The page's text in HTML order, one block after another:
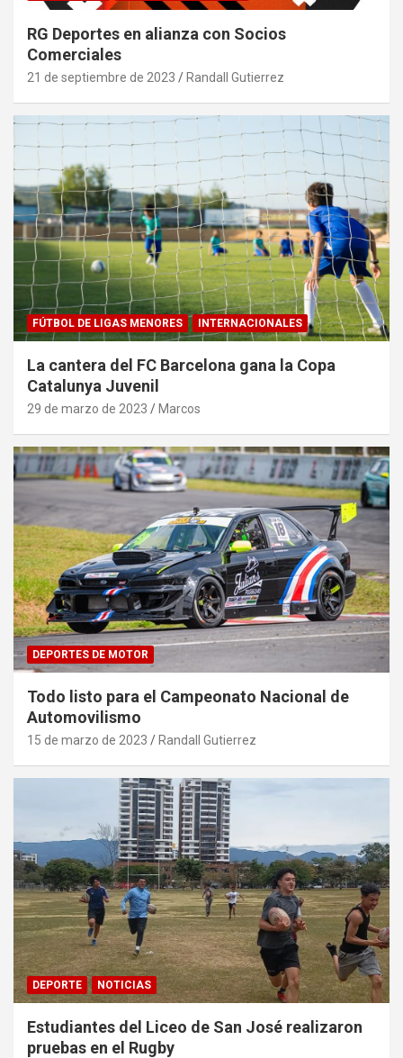
RG Deportes en alianza con Socios
Comerciales
21 de septiembre de 2023 Randall Gutierrez
FÚTBOL DE LIGAS MENORES INTERNACIONALES
La cantera del FC Barcelona gana la Copa
Catalunya Juvenil
29 de marzo de 2023 Marcos
DEPORTES DE MOTOR
Todo listo para el Campeonato Nacional de
Automovilismo
15 de marzo de 2023 Randall Gutierrez
DEPORTE NOTICIAS
Estudiantes del Liceo de San José realizaron
pruebas en el Rugby